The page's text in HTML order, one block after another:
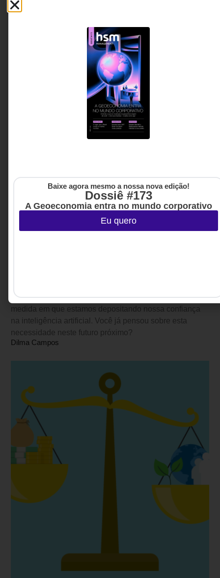
Dilma Campos
Racismo algorítimico deve ser sempre lembrado na
medida em que estamos depositando nossa confiança
na inteligência artificial. Você já pensou sobre esta
necessidade neste futuro próximo?
Dilma Campos
Baixe agora mesmo a nossa nova edição!
Dossiê #173
A Geoeconomia entra no mundo corporativo
Eu quero